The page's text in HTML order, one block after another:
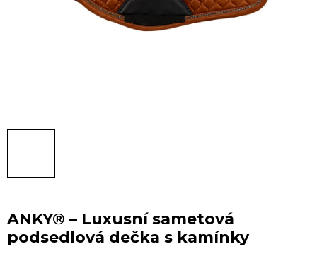
ANKY® – Luxusní sametová
podsedlová dečka s kamínky